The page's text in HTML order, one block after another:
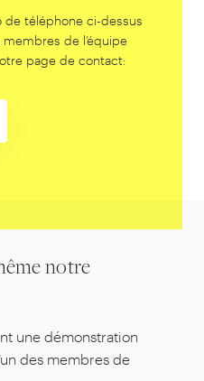
de téléphone ci-dessus
de l’équipe
page de contact:
notre
une démonstration
des membres de